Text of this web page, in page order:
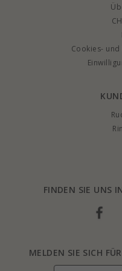
Cookies-
FINDEN SIE UNS
MELDEN SIE SICH